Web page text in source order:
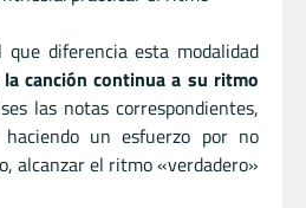
diferencia esta modalidad
la canción continua a su ritmo
las notas correspondientes,
un esfuerzo por no
alcanzar el ritmo «verdadero»